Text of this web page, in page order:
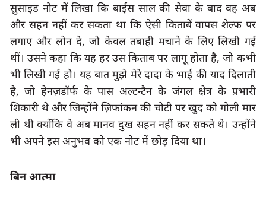
सुसाइड नोट में लिखा कि बाईस साल की सेवा के बाद वह अब
और सहन नहीं कर सकता था कि ऐसी किताबें वापस शेल्फ पर
लगाए और लोन दे, जो केवल तबाही मचाने के लिए लिखी गई
थीं। उसने कहा कि यह हर उस किताब पर लागू होता है, जो कभी
भी लिखी गई हो। यह बात मुझे मेरे दादा के भाई की याद दिलाती
है, जो हेनज़डॉर्फ के पास अल्टन्टैन के जंगल क्षेत्र के प्रभारी
शिकारी थे और जिन्होंने ज़िफांकन की चोटी पर खुद को गोली मार
ली थी क्योंकि वे अब मानव दुख सहन नहीं कर सकते थे। उन्होंने
भी अपने इस अनुभव को एक नोट में छोड़ दिया था।
बिन आत्मा